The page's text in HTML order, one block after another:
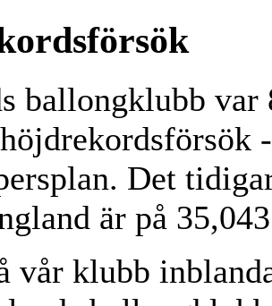
ballongklubb
Det
är på
vår klubb